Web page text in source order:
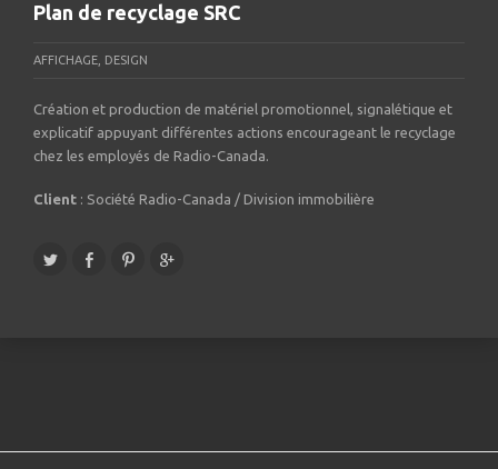
Plan de recyclage SRC
AFFICHAGE, DESIGN
Création et production de matériel promotionnel, signalétique et
explicatif appuyant différentes actions encourageant le recyclage
chez les employés de Radio-Canada.
Client : Société Radio-Canada / Division immobilière